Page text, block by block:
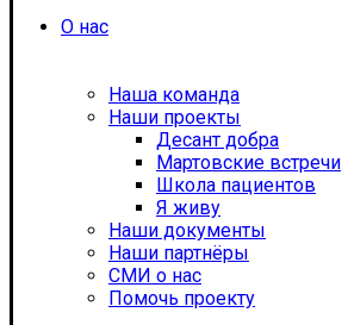
О нас
Наша команда
Наши проекты
Десант добра
Мартовские встречи
Школа пациентов
Я живу
Наши документы
Наши партнёры
СМИ о нас
Помочь проекту